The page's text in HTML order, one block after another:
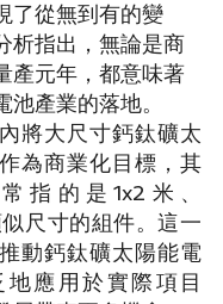
了從無到有的變
析指出，無論是商
產元年，都意味著
產業的落地。
將大尺寸鈣鈦礦太
為商業化目標，其
指的是1x2米、
尺寸的組件。這一
動鈣鈦礦太陽能電
應用於實際項目